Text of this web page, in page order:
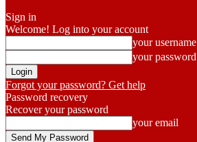
Sign in
Welcome! Log into your account
your username
your password
Forgot your password? Get help
Password recovery
Recover your password
your email